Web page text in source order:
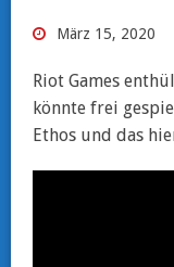
März 15, 2020
Riot Games
könnte frei
Ethos und das